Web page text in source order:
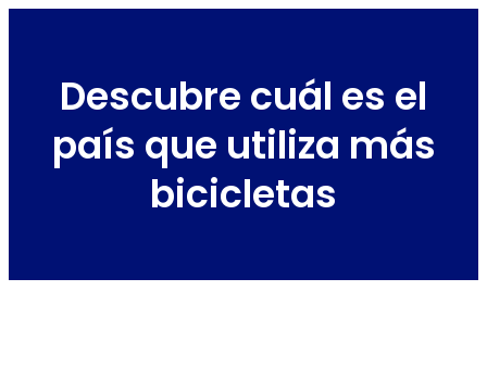
Descubre cuál es el
país que utiliza más
bicicletas